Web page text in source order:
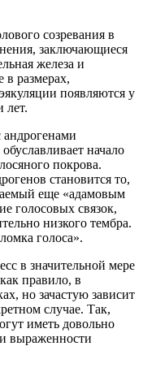
созревания в
заключающиеся
железа и
в размерах,
появляются у
лет.
андрогенами
начало
покрова.
становится то,
еще «адамовым
голосовых связок,
низкого тембра.
голоса».
в значительной мере
правило, в
но зачастую зависит
случае. Так,
иметь довольно
выраженности